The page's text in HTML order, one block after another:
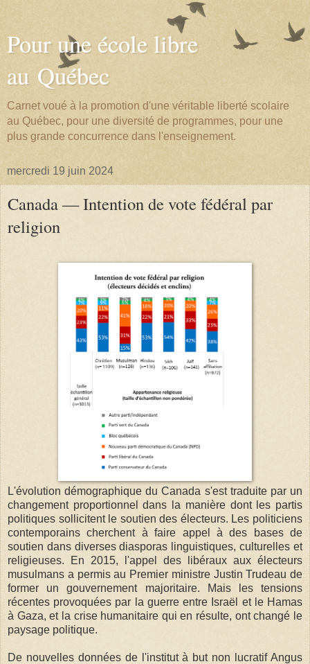
Pour une école libre
au Québec
Carnet voué à la promotion d'une véritable liberté scolaire
au Québec, pour une diversité de programmes, pour une
plus grande concurrence dans l'enseignement.
mercredi 19 juin 2024
Canada — Intention de vote fédéral par
religion
L'évolution démographique du Canada s'est traduite par un
changement proportionnel dans la manière dont les partis
politiques sollicitent le soutien des électeurs. Les politiciens
contemporains cherchent à faire appel à des bases de
soutien dans diverses diasporas linguistiques, culturelles et
religieuses. En 2015, l'appel des libéraux aux électeurs
musulmans a permis au Premier ministre Justin Trudeau de
former un gouvernement majoritaire. Mais les tensions
récentes provoquées par la guerre entre Israël et le Hamas
à Gaza, et la crise humanitaire qui en résulte, ont changé le
paysage politique.
De nouvelles données de l'institut à but non lucratif Angus